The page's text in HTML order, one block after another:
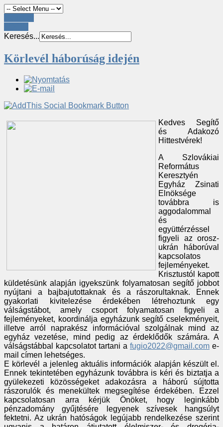
Keresés...
Körlevél háborúság idején
Kedves Segítő
és Adakozó
Hittestvérek!
A Szlovákiai
Református
Keresztyén
Egyház Zsinati
Elnöksége
továbbra is
aggodalommal
és
együttérzéssel
figyeli az orosz-
ukrán háborúval
kapcsolatos
fejleményeket.
Krisztustól kapott
küldetésünk alapján igyekszünk folyamatosan segítő jobbot
nyújtani a bajbajutottaknak és a rászorultaknak. Ennek
gyakorlati kivitelezése érdekében létrehoztunk egy
válságstábot, amely csoport folyamatosan figyeli a
fejleményeket, koordinálja egyházunk segítő cselekményeit,
illetve arról naprakész információval szolgálnak mind az
egyház vezetése, mind pedig az érdeklődők számára. A
válságstábbal kapcsolatot tartani a fugio2022@gmail.com e-
mail címen lehetséges.
E körlevél a jelenleg aktuális információk alapján készült el.
Ennek tekintetében egyházunk továbbra is kéri és biztatja a
gyülekezeti közösségeket adakozásra a háború sújtotta
rászorulók és menekültek megsegítése érdekében. Ezzel
kapcsolatosan arra kérjük Önöket, hogy leginkább
pénzadomány gyűjtésére legyenek szívesek hangsúlyt
fektetni. Az ukrán hatóságok legújabb rendelkezése szerint